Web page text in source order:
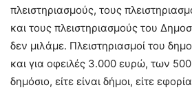
πλειστηριασμούς, τους
και τους πλειστηριασμούς του
δεν μιλάμε. Πλειστηριασμοί του
και για οφειλές 3.000 ευρώ, των 500
δημόσιο, είτε είναι δήμοι, είτε